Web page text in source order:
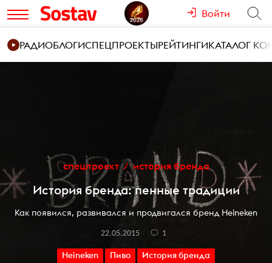
Войти
РАДИОБЛОГИСПЕЦПРОЕКТЫРЕЙТИНГИКАТАЛОГ
спецпроект история бренда
История бренда: пенные традиции
Как появился, развивался и продвигался бренд Heineken
22.05.2015 1
Heineken Пиво История бренда